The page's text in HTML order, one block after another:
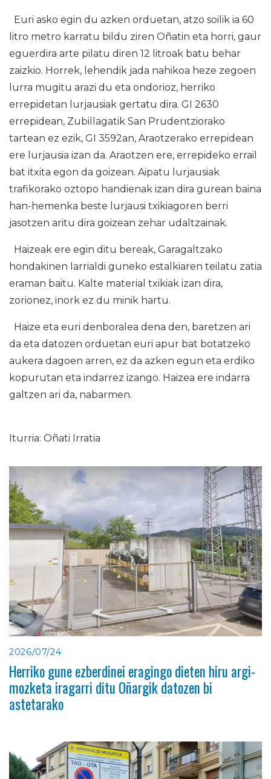
Euri asko egin du azken orduetan, atzo soilik ia 60
litro metro karratu bildu ziren Oñatin eta horri, gaur
eguerdira arte pilatu diren 12 litroak batu behar
zaizkio. Horrek, lehendik jada nahikoa heze zegoen
lurra mugitu arazi du eta ondorioz, herriko
errepidetan lurjausiak gertatu dira. GI 2630
errepidean, Zubillagatik San Prudentziorako
tartean ez ezik, GI 3592an, Araotzerako errepidean
ere lurjausia izan da. Araotzen ere, errepideko errail
bat itxita egon da goizean. Aipatu lurjausiak
trafikorako oztopo handienak izan dira gurean baina
han-hemenka beste lurjausi txikiagoren berri
jasotzen aritu dira goizean zehar udaltzainak.
Haizeak ere egin ditu bereak, Garagaltzako
hondakinen larrialdi guneko estalkiaren teilatu zatia
eraman baitu. Kalte material txikiak izan dira,
zorionez, inork ez du minik hartu.
Haize eta euri denboralea dena den, baretzen ari
da eta datozen orduetan euri apur bat botatzeko
aukera dagoen arren, ez da azken egun eta erdiko
kopurutan eta indarrez izango. Haizea ere indarra
galtzen ari da, nabarmen.
Iturria: Oñati Irratia
2026/07/24
Herriko gune ezberdinei eragingo dieten hiru argi-
mozketa iragarri ditu Oñargik datozen bi
astetarako